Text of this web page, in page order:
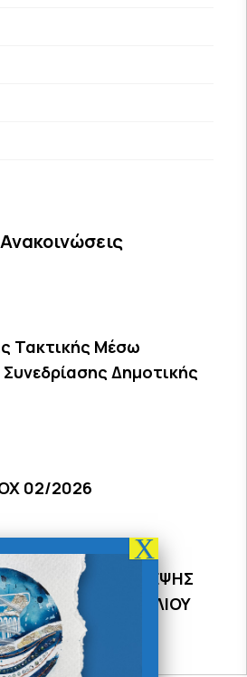
Τακτικής Μέσω
Δημοτικής
02/2026
ΜΕΣΩ ΤΗΛΕΔΙΑΣΚΕΨΗΣ
ΣΥΜΒΟΥΛΙΟΥ